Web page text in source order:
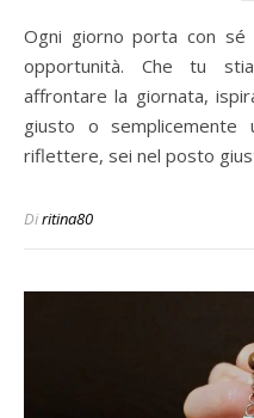
Ogni giorno porta con sé nuove sfide, ma anche nuove
opportunità. Che tu
affrontare la giornata,
giusto o
riflettere, sei nel posto
Diritina80